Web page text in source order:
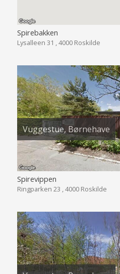
Spirebakken
Lysalleen 31 , 4000 Roskilde
Vuggestue, Børnehave
Spirevippen
Ringparken 23 , 4000 Roskilde
Vuggestue, Børnehave